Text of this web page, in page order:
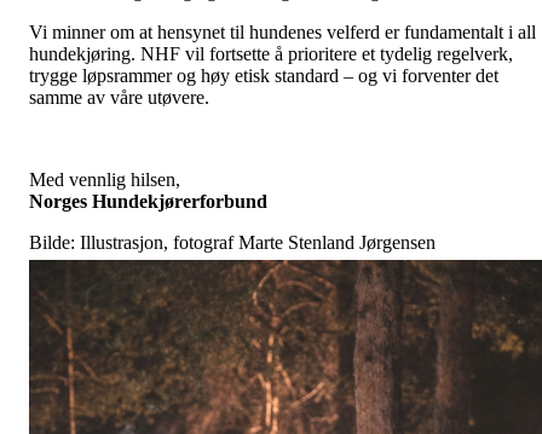
Vi minner om at hensynet til hundenes velferd er fundamentalt i all
hundekjøring. NHF vil fortsette å prioritere et tydelig regelverk,
trygge løpsrammer og høy etisk standard – og vi forventer det
samme av våre utøvere.
Med vennlig hilsen,
Norges Hundekjørerforbund
Bilde: Illustrasjon, fotograf Marte Stenland Jørgensen